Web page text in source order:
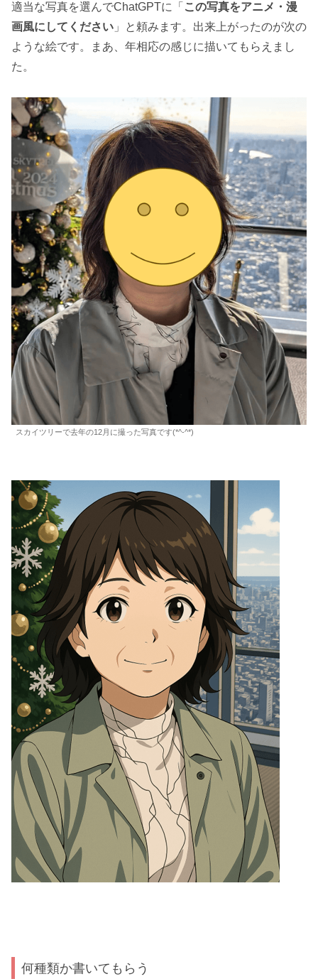
適当な写真を選んでChatGPTに「 この写真をアニメ・漫
画風にしてください 」と頼みます。出来上がったのが次の
ような絵です。まあ、年相応の感じに描いてもらえまし
た。
スカイツリーで去年の12月に撮った写真です(*^-^*)
何種類か書いてもらう